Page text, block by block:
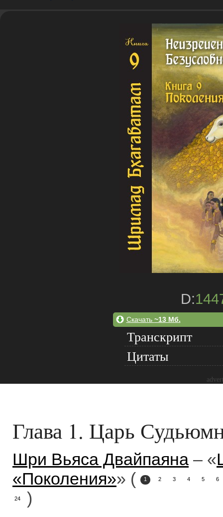
D:
Скачать ~13 Мб.
Транскрипт
Цитаты
Глава 1. Царь
Шри Вьяса Двайпаяна – «
«Поколения»» ( 1 2 3 4 5 6
24
)